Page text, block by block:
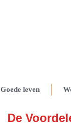
Goede leven
De